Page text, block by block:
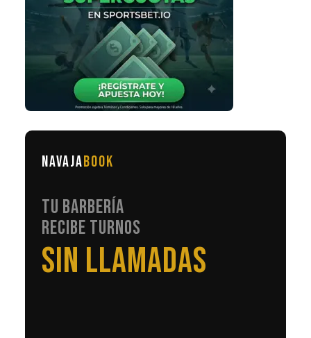
NAVAJABOOK
TU BARBERÍA
RECIBE TURNOS
EN AUTOMÁTICO